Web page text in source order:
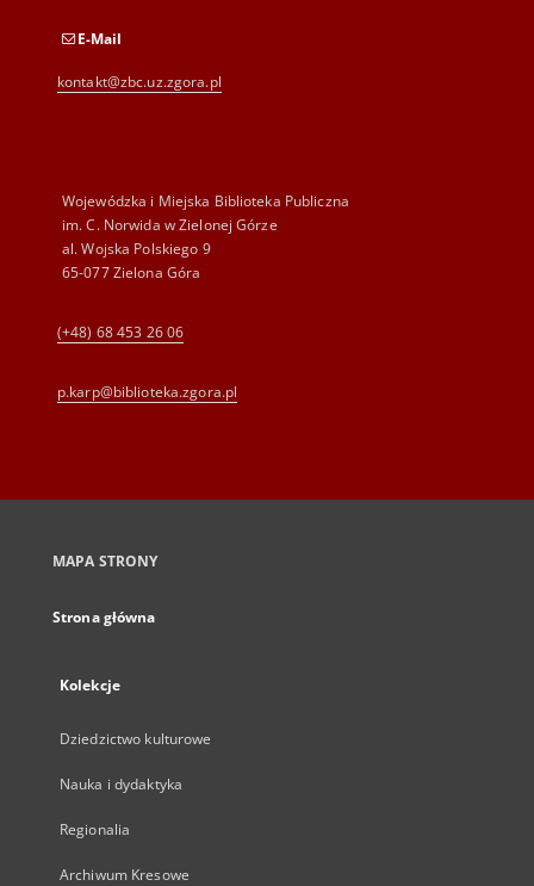
E-Mail
kontakt@zbc.uz.zgora.pl
Wojewódzka i Miejska Biblioteka Publiczna
im. C. Norwida w Zielonej Górze
al. Wojska Polskiego 9
65-077 Zielona Góra
(+48) 68 453 26 06
p.karp@biblioteka.zgora.pl
MAPA STRONY
Strona główna
Kolekcje
Dziedzictwo kulturowe
Nauka i dydaktyka
Regionalia
Archiwum Kresowe